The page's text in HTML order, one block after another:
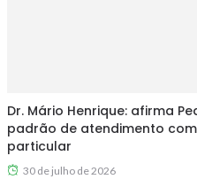
Dr. Mário Henrique: afirma
padrão de atendimento
particular
30 de julho de 2026